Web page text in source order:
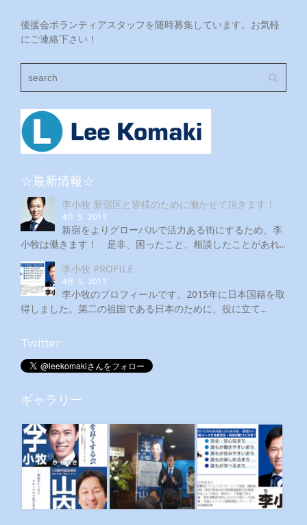
後援会ボランティアスタッフを随時募集しています。お気軽
にご連絡下さい！
☆最新情報☆
李小牧 新宿区と皆様のために働かせて頂きます！
4月 5, 2019
新宿をよりグローバルで活力ある街にするため、李
小牧は働きます！ 是非、困ったこと、相談したことがあれ...
李小牧 PROFILE
4月 5, 2019
李小牧のプロフィールです。2015年に日本国籍を取
得しました。第二の祖国である日本のために、役に立て...
Twitter
ギャラリー